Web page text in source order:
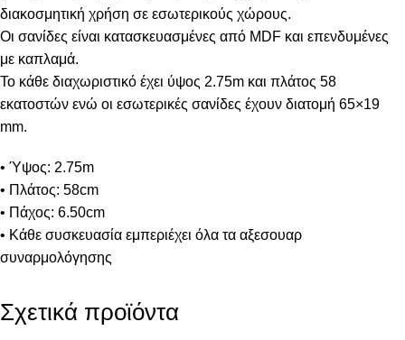
διακοσμητική χρήση σε εσωτερικούς χώρους.
Οι σανίδες είναι κατασκευασμένες από MDF και επενδυμένες
με καπλαμά.
To κάθε διαχωριστικό έχει ύψος 2.75m και πλάτος 58
εκατοστών ενώ οι εσωτερικές σανίδες έχουν διατομή 65×19
mm.
• Ύψος: 2.75m
• Πλάτος: 58cm
• Πάχος: 6.50cm
• Κάθε συσκευασία εμπεριέχει όλα τα αξεσουαρ
συναρμολόγησης
Σχετικά προϊόντα